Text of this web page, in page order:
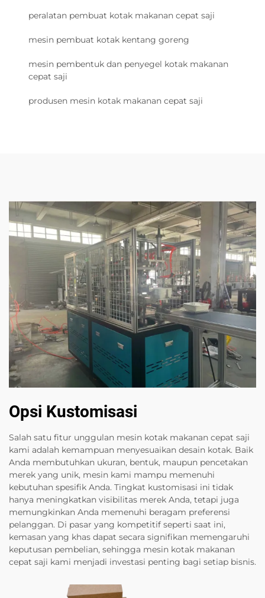
peralatan pembuat kotak makanan cepat saji
mesin pembuat kotak kentang goreng
mesin pembentuk dan penyegel kotak makanan
cepat saji
produsen mesin kotak makanan cepat saji
Opsi Kustomisasi
Salah satu fitur unggulan mesin kotak makanan cepat saji
kami adalah kemampuan menyesuaikan desain kotak. Baik
Anda membutuhkan ukuran, bentuk, maupun pencetakan
merek yang unik, mesin kami mampu memenuhi
kebutuhan spesifik Anda. Tingkat kustomisasi ini tidak
hanya meningkatkan visibilitas merek Anda, tetapi juga
memungkinkan Anda memenuhi beragam preferensi
pelanggan. Di pasar yang kompetitif seperti saat ini,
kemasan yang khas dapat secara signifikan memengaruhi
keputusan pembelian, sehingga mesin kotak makanan
cepat saji kami menjadi investasi penting bagi setiap bisnis.